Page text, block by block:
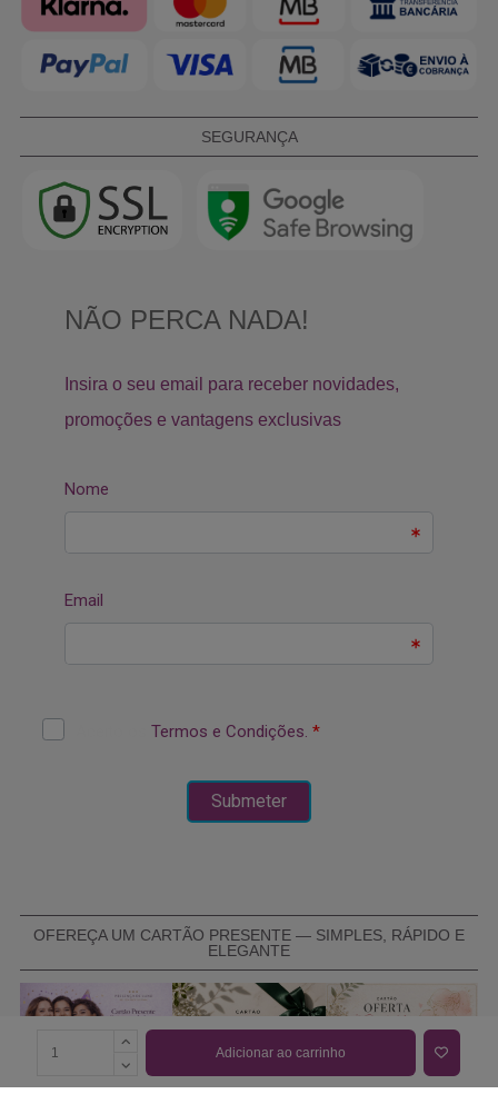
Adicionar ao carrinho
SEGURANÇA
OFEREÇA UM CARTÃO PRESENTE — SIMPLES, RÁPIDO E
ELEGANTE